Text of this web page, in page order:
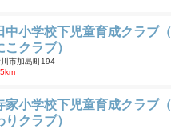
中小学校下児童育成クラブ
こクラブ）
市加島町194
家小学校下児童育成クラブ
りクラブ）